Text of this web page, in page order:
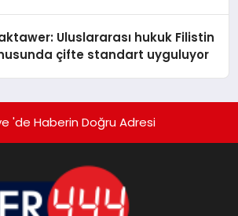
Uluslararası hukuk Filistin
çifte standart uyguluyor
'de Haberin Doğru Adresi